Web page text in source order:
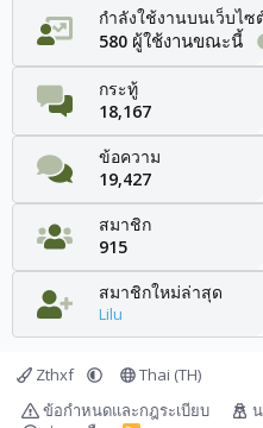
580 ผู้ใช้งานขณะนี้
กระทู้
18,167
ข้อความ
19,427
สมาชิก
915
สมาชิกใหม่ล่าสุด
Lilu
Zthxf
Thai (TH)
ข้อกำหนดและกฎระเบียบ